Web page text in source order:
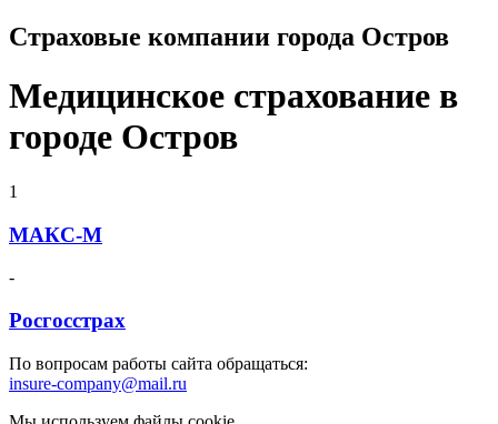
Страховые компании города Остров
Медицинское страхование в
городе Остров
1
МАКС-М
-
Росгосстрах
По вопросам работы сайта обращаться:
insure-company@mail.ru